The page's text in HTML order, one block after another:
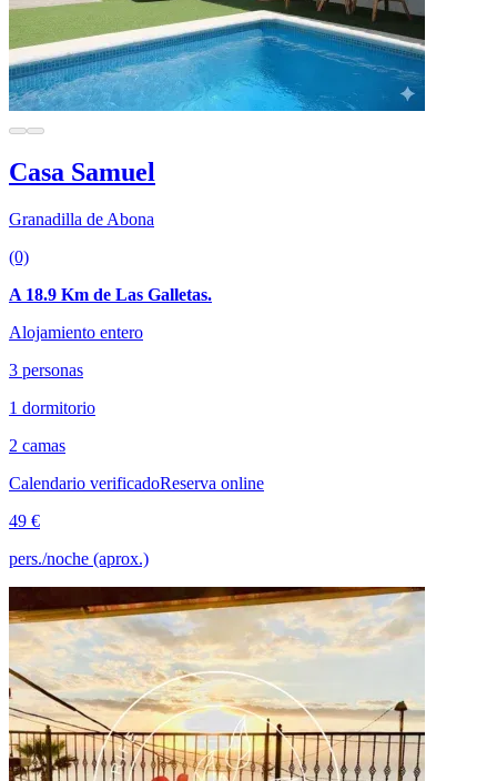
Casa Samuel
Granadilla de Abona
(0)
A 18.9 Km de Las Galletas.
Alojamiento entero
3 personas
1 dormitorio
2 camas
Calendario verificadoReserva online
49 €
pers./noche (aprox.)